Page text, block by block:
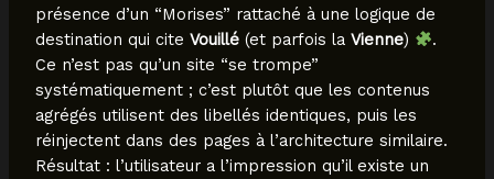
présence d’un “Morises” rattaché à une logique de
destination qui cite Vouillé(et parfois la Vienne)
.
Ce n’est pas qu’un site “se trompe”
systématiquement ; c’est plutôt que les contenus
agrégés utilisent des libellés identiques, puis les
réinjectent dans des pages à l’architecture similaire.
Résultat : l’utilisateur a l’impression qu’il existe un